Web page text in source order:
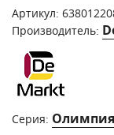
Артикул:
Производитель:
Серия: Олимпия